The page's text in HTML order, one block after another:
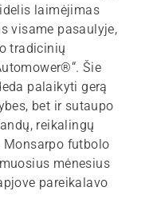
laimėjimas
visame pasaulyje,
tradicinių
Šie
palaikyti gerą
bet ir sutaupo
reikalingų
futbolo
mėnesius
pareikalavo